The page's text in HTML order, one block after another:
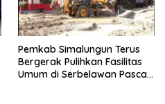
Pemkab Simalungun Terus
Bergerak Pulihkan Fasilitas
Umum di Serbelawan Pasca